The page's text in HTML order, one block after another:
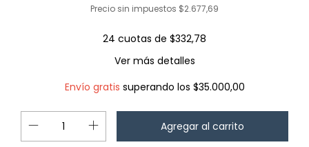
Precio sin impuestos $2.677,69
24 cuotas de $332,78
Ver más detalles
Envío gratis superando los $35.000,00